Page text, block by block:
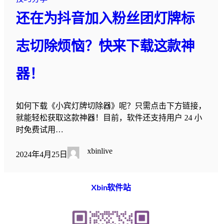
还在为抖音加入粉丝团灯牌标
志切除烦恼？快来下载这款神
器！
如何下载《小宾灯牌切除器》呢？只需点击下方链接，
就能轻松获取这款神器！目前，软件还支持用户 24 小
时免费试用…
2024年4月25日 xbinlive
Xbin软件站